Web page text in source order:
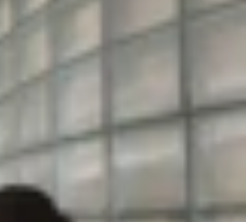
Khuyến
Thông báoKhách
Pro Max 256GB,